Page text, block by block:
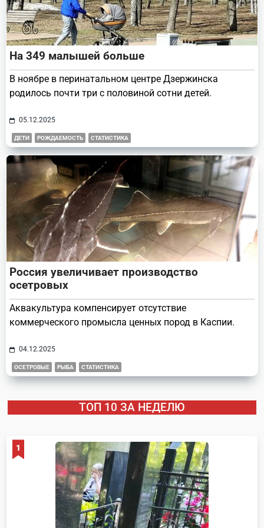
На 349 малышей больше
В ноябре в перинатальном центре Дзержинска
родилось почти три с половиной сотни детей.
05.12.2025
ДЕТИ РОЖДАЕМОСТЬ СТАТИСТИКА
Россия увеличивает производство
осетровых
Аквакультура компенсирует отсутствие
коммерческого промысла ценных пород в Каспии.
04.12.2025
ОСЕТРОВЫЕ РЫБА СТАТИСТИКА
ТОП 10 ЗА НЕДЕЛЮ